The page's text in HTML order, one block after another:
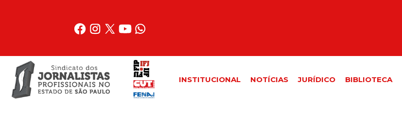
INSTITUCIONAL NOTÍCIAS JURÍDICO BIBLIOTECA